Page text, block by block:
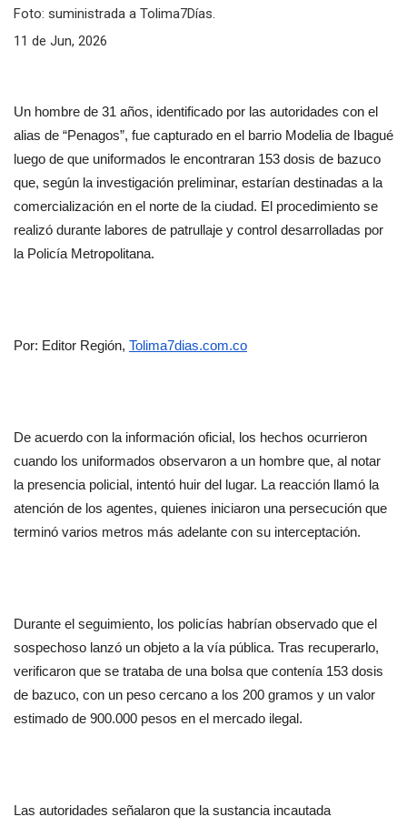
Foto: suministrada a Tolima7Días.
11 de Jun, 2026
Un hombre de 31 años, identificado por las autoridades con el
alias de “Penagos”, fue capturado en el barrio Modelia de Ibagué
luego de que uniformados le encontraran 153 dosis de bazuco
que, según la investigación preliminar, estarían destinadas a la
comercialización en el norte de la ciudad. El procedimiento se
realizó durante labores de patrullaje y control desarrolladas por
la Policía Metropolitana.
Por: Editor Región, Tolima7dias.com.co
De acuerdo con la información oficial, los hechos ocurrieron
cuando los uniformados observaron a un hombre que, al notar
la presencia policial, intentó huir del lugar. La reacción llamó la
atención de los agentes, quienes iniciaron una persecución que
terminó varios metros más adelante con su interceptación.
Durante el seguimiento, los policías habrían observado que el
sospechoso lanzó un objeto a la vía pública. Tras recuperarlo,
verificaron que se trataba de una bolsa que contenía 153 dosis
de bazuco, con un peso cercano a los 200 gramos y un valor
estimado de 900.000 pesos en el mercado ilegal.
Las autoridades señalaron que la sustancia incautada